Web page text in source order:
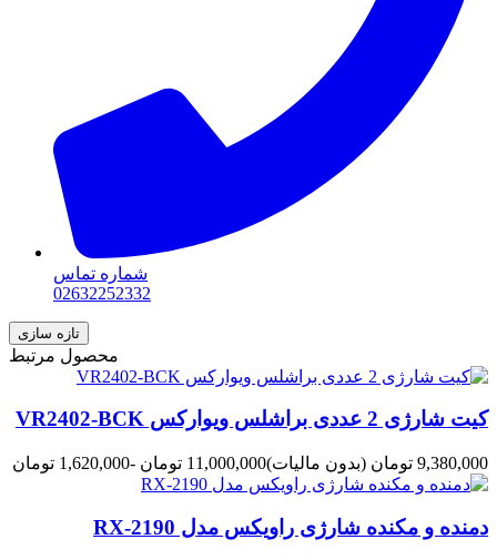
شماره تماس
02632252332
محصول مرتبط
کیت شارژی 2 عددی براشلس ویوارکس VR2402-BCK
9,380,000 تومان (بدون مالیات)11,000,000 تومان -1,620,000 تومان
دمنده و مکنده شارژی راویکس مدل RX-2190